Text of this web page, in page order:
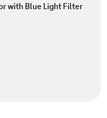
with Blue Light Filter